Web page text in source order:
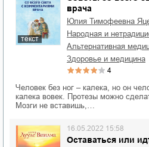
текст
врача
Юлия Тимофеевна
народная и
альтернативная
здоровье и медицина
4
Человек без ног – калека, но он
калека вовек. Протезы можно
Мозги не вставишь,…
Оставаться или
16.05.2022 15:58